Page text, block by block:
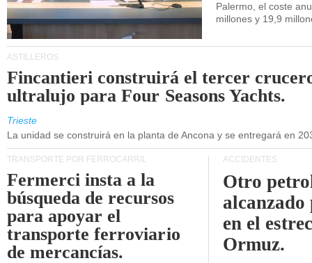
Palermo, el coste
millones y 19,9
ASTILLEROS
Fincantieri construirá el tercer
ultralujo para Four Seasons Yachts.
Trieste
La unidad se construirá en la planta de Ancona y se entregará en
TRANSPORTE POR FERROCARRIL
Fermerci insta a la
búsqueda de recursos
para apoyar el
transporte ferroviario
de mercancías.
ACCIDENTES
Otro
en el
Ormuz.